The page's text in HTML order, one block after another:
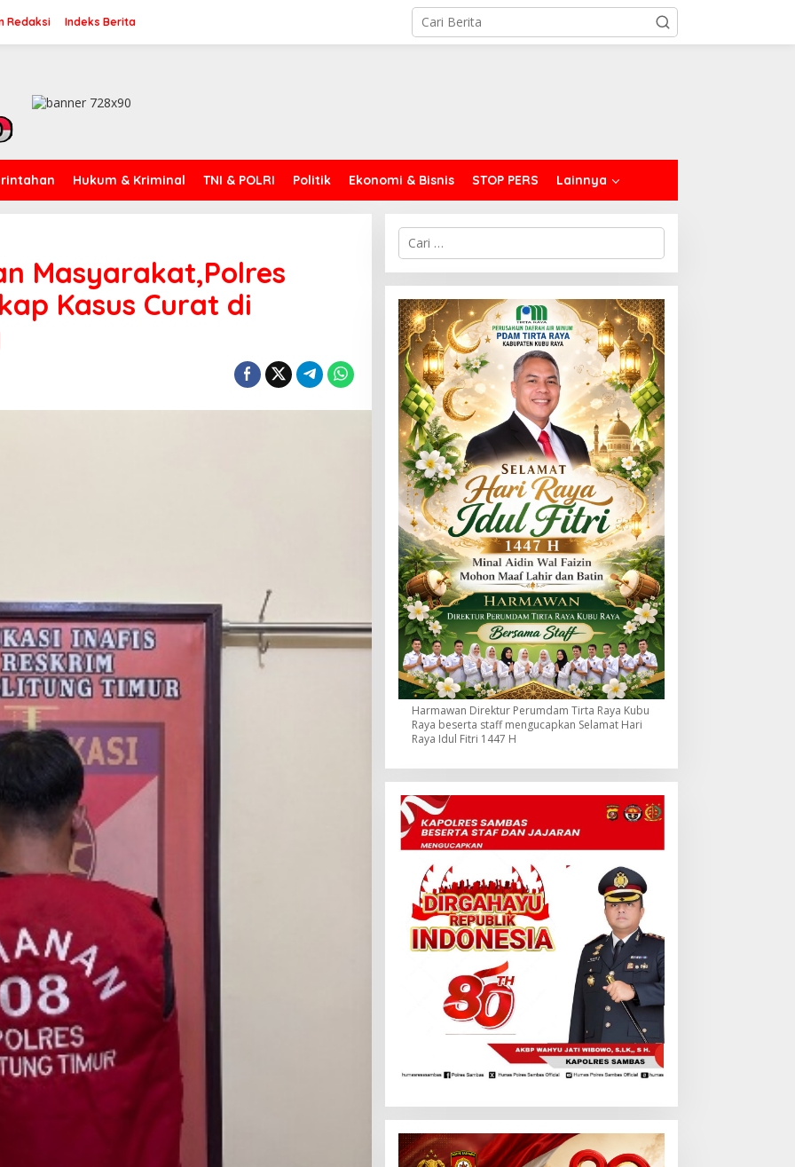
Redaksi Indeks Berita
Hukum & Kriminal TNI & POLRI Politik Ekonomi & Bisnis STOP PERS Lainnya
Masyarakat,Polres
Kasus Curat di
C
i
u
n
t
u
k
:
Harmawan Direktur Perumdam Tirta Raya Kubu
Raya beserta staff mengucapkan Selamat Hari
Raya Idul Fitri 1447 H